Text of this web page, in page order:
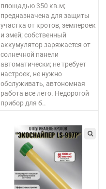
площадью 350 кв.м;
предназначена для защиты
участка от кротов, землероек
и змей; собственный
аккумулятор заряжается от
солнечной панели
автоматически; не требует
настроек, не нужно
обслуживать, автономная
работа все лето. Недорогой
прибор для б..